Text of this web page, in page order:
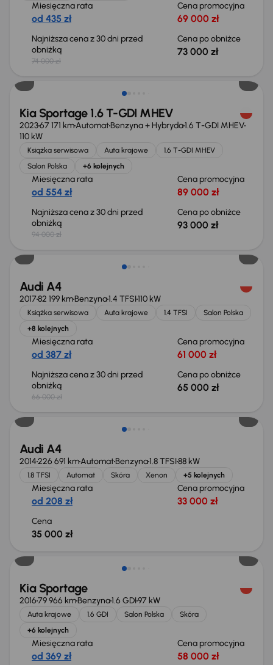
Miesięczna rata
od 435 zł
Cena promocyjna
69 000 zł
Najniższa cena z 30 dni przed
obniżką
74 000 zł
Cena po obniżce
73 000 zł
Taniej o 1 000 zł
Kia Sportage 1.6 T-GDI MHEV
202367 171 kmAutomatBenzyna + Hybryda1.6 T-GDI MHEV
110 kW
Książka serwisowa Auta krajowe
1.6 T-GDI MHEV
Salon Polska
+6 kolejnych
Miesięczna rata
od 554 zł
Cena promocyjna
89 000 zł
Najniższa cena z 30 dni przed
obniżką
94 000 zł
Cena po obniżce
93 000 zł
Taniej o 1 000 zł
Audi A4
201782 199 kmBenzyna1.4 TFSI110 kW
Książka serwisowa Auta krajowe 1.4 TFSI
Salon Polska
+8 kolejnych
Miesięczna rata
od 387 zł
Cena promocyjna
61 000 zł
Najniższa cena z 30 dni przed
obniżką
66 000 zł
Cena po obniżce
65 000 zł
Świeżo skupione
Audi A4
2014226 691 kmAutomatBenzyna1.8 TFSI88 kW
1.8 TFSI Automat Skóra Xenon +5 kolejnych
Miesięczna rata
od 208 zł
Cena promocyjna
33 000 zł
Cena
35 000 zł
Taniej o 2 000 zł
Kia Sportage
201679 966 kmBenzyna1.6 GDI97 kW
Auta krajowe 1.6 GDI Salon Polska
Skóra
+6 kolejnych
Miesięczna rata
od 369 zł
Cena promocyjna
58 000 zł